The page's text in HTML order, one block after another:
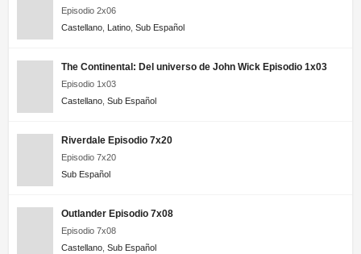
Episodio 2x06
Castellano Latino Sub Español
The Continental: Del universo de John Wick Episodio 1x03
Episodio 1x03
Castellano Sub Español
Riverdale Episodio 7x20
Episodio 7x20
Sub Español
Outlander Episodio 7x08
Episodio 7x08
Castellano Sub Español